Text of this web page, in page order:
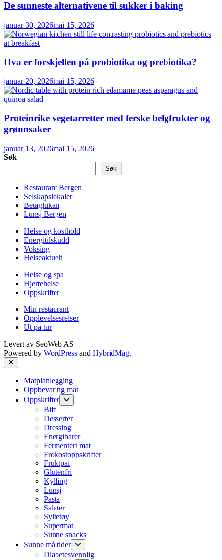
De sunneste alternativene til sukker i baking
januar 30, 2026mai 15, 2026
Hva er forskjellen på probiotika og prebiotika?
januar 20, 2026mai 15, 2026
Proteinrike vegetarretter med ferske belgfrukter og
grønnsaker
januar 13, 2026mai 15, 2026
Søk
Søk
Restaurant Bergen
Selskapslokaler
Betaglukan
Lunsj Bergen
Helse og kosthold
Energitilskudd
Voksing
Helseaktuelt
Helse og spa
Hjertehelse
Oppskrifter
Min restaurant
Opplevelsesreiser
Ut på tur
Levert av SeoWeb AS
Powered by WordPress and HybridMag.
Close
Matplanlegging
Oppbevaring mat
Oppskrifter
Show
sub
Biff
Desserter
Dressing
Energibarer
Fermentert mat
Frokostoppskrifter
Fruktpai
Glutenfri
Kylling
Lunsj
Pasta
Salater
Syltetøy
Supermat
Sunne snacks
Sunne måltider
sub
Diabetesvennlig